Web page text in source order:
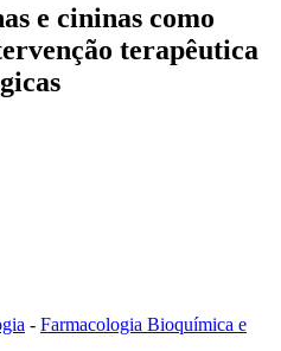
e cininas como
terapêutica
- Farmacologia Bioquímica e